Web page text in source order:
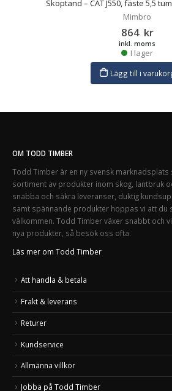
Skoptand – CAT J550, fäste 5,5
Mimbro
864 kr
inkl. moms
I lager
Lägg till i
OM TODD TIMBER
Todd Timber är en ny svensk
sortiment av produkter inom skog, lantbruk
snabba och säkra leveranser, duktig
samt spännande produkter hoppas vi att du
välkommen. Todd Timber växer snabbt och
nya produkter, så besök oss ofta.
Läs mer om Todd Timber
Att handla & betala
Frakt & leverans
Returer
Kundservice
Allmänna villkor
Jobba på Todd Timber